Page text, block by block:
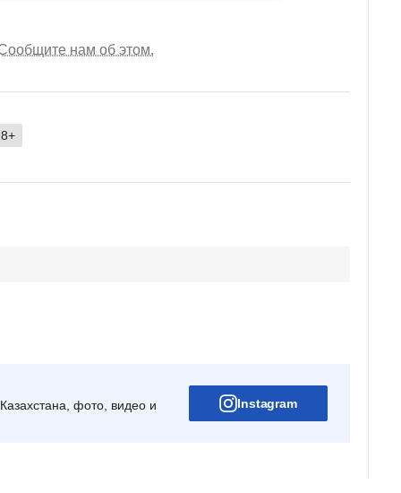
нам об этом.
фото, видео и Instagram